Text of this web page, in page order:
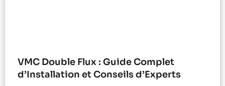
VMC Double Flux : Guide Complet
d’Installation et Conseils d’Experts